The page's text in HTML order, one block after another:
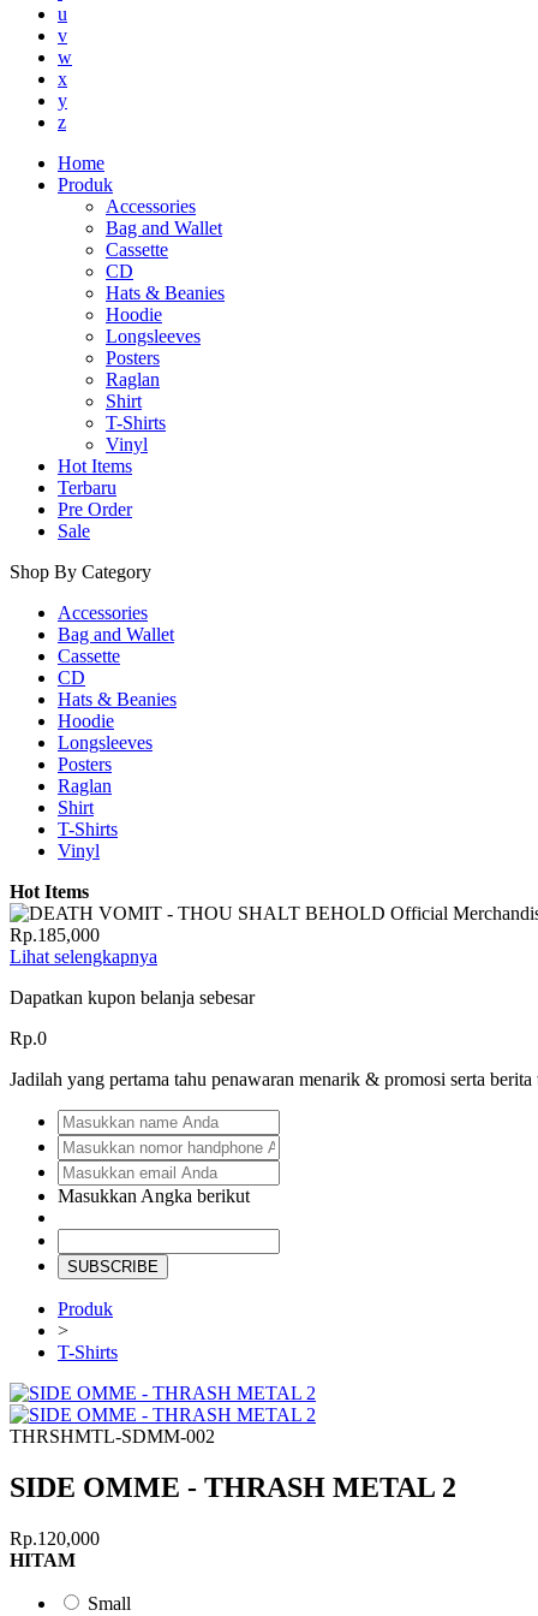
u
v
w
x
y
z
Home
Produk
Accessories
Bag and Wallet
Cassette
CD
Hats & Beanies
Hoodie
Longsleeves
Posters
Raglan
Shirt
T-Shirts
Vinyl
Hot Items
Terbaru
Pre Order
Sale
Shop By Category
Accessories
Bag and Wallet
Cassette
CD
Hats & Beanies
Hoodie
Longsleeves
Posters
Raglan
Shirt
T-Shirts
Vinyl
Hot Items
Rp.185,000
Lihat selengkapnya
Dapatkan kupon belanja sebesar
Rp.0
Jadilah yang pertama tahu penawaran menarik & promosi serta
Masukkan Angka berikut
SUBSCRIBE
Produk
>
T-Shirts
THRSHMTL-SDMM-002
SIDE OMME - THRASH METAL 2
Rp.120,000
HITAM
Small